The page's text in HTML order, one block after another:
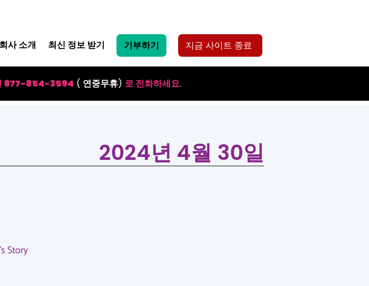
회사 소개 최신 정보 받기 기부하기 지금 사이트 종료
877-854-3594 ( 연중무휴) 로 전화하세요.
2024년 4월 30일